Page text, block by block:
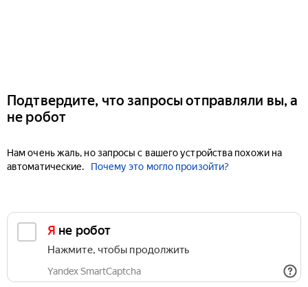
Подтвердите, что запросы отправляли вы, а
не робот
Нам очень жаль, но запросы с вашего устройства похожи на
автоматические.
Почему это могло произойти?
Я не робот
Нажмите, чтобы продолжить
Yandex SmartCaptcha